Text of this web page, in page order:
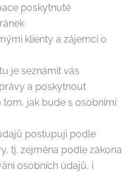
poskytnuté
klienty a zájemci o
je seznámit vás
a poskytnout
jak bude s osobními
postupuji podle
tj. zejména podle zákona
osobních údajů, i